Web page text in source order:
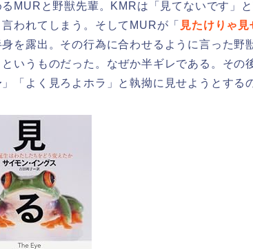
るMURと野獣先輩。KMRは「見てないです」
われてしまう。そしてMURが「 見たけりゃ見
を露出。その行為に合わせるように言った野
というものだった。なぜか半ギレである。その
」「よく見ろよホラ」と執拗に見せようとする